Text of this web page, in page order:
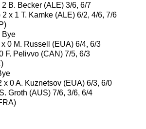
B. Becker (ALE) 3/6, 6/7
x 1 T. Kamke (ALE) 6/2, 4/6, 7/6
Bye
0 M. Russell (EUA) 6/4, 6/3
F. Pelivvo (CAN) 7/5, 6/3
x 0 A. Kuznetsov (EUA) 6/3, 6/0
Groth (AUS) 7/6, 3/6, 6/4